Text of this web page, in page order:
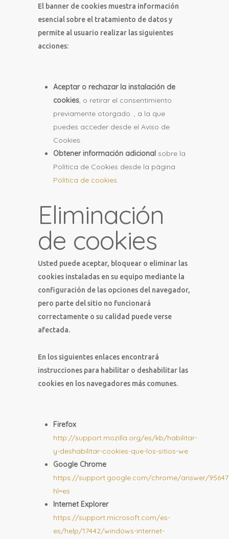
El banner de cookies muestra información
esencial sobre el tratamiento de datos y
permite al usuario realizar las siguientes
acciones:
Aceptar o rechazar la instalación de
cookies, o retirar el consentimiento
previamente otorgado. , a la que
puedes acceder desde el Aviso de
Cookies.
Obtener información adicional sobre la
Política de Cookies desde la página
Política de cookies.
Eliminación
de cookies
Usted puede aceptar, bloquear o eliminar las
cookies instaladas en su equipo mediante la
configuración de las opciones del navegador,
pero parte del sitio no funcionará
correctamente o su calidad puede verse
afectada.
En los siguientes enlaces encontrará
instrucciones para habilitar o deshabilitar las
cookies en los navegadores más comunes.
Firefox
http://support.mozilla.org/es/kb/habilitar-
y-deshabilitar-cookies-que-los-sitios-we
Google Chrome
https://support.google.com/chrome/answer/
hl=es
Internet Explorer
https://support.microsoft.com/es-
es/help/17442/windows-internet-